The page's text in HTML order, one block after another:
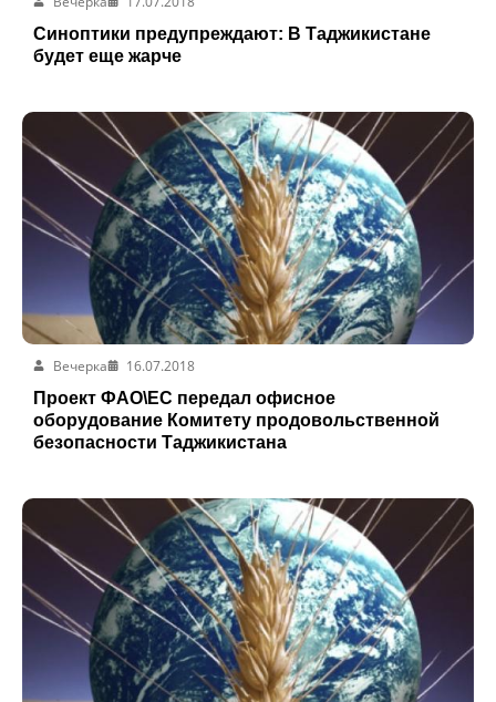
Синоптики предупреждают: В Таджикистане
будет еще жарче
Вечерка
16.07.2018
Проект ФАО\ЕС передал офисное
оборудование Комитету продовольственной
безопасности Таджикистана